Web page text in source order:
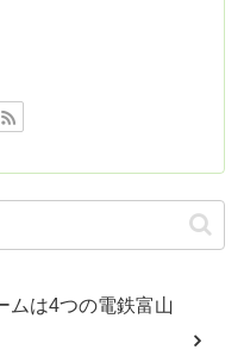
ムは4つの電鉄富山